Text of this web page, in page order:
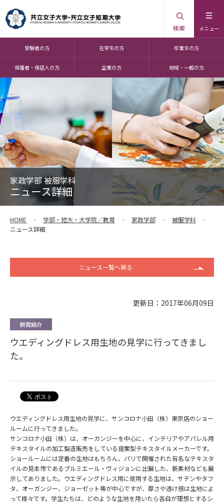
メニュー
検索
受験者の方 在学生の方 卒業生の方
保護者・保証人の方 企業の方 地域・一般の方
家政学部 被服学科
ニュース詳細
HOME 学部・短大・大学院／教育 家政学部
被服学科
ニュース詳細
ニュース一覧へ戻る
更新日：2017年06月09日
研究紹介
ウエディングドレス用生地の見学に行ってきまし
た。
ウエディングドレス用生地の見学に、サンコロナ小田（株）東京店のショー
ルームに行ってきました。
サンコロナ小田（株）は、オーガンジーを中心に、インテリアやアパレル用
テキスタイルの加工製造販売をしている提案型テキスタイルメーカーです。
ショールームには定番の生地はもちろん、パリで開催された有名なテキスタ
イルの見本市であるプルミエール・ヴィジョンに出展した、新素材なども展
示してありました。ウエディングドレス用に使用する生地は、サテンやタフ
タ、オーガンジー、ジョーゼット等が中心ですが、厚さや透け感は生地によ
って様々です。学生たちは、どのような生地を用いたら各自が理想とするシ